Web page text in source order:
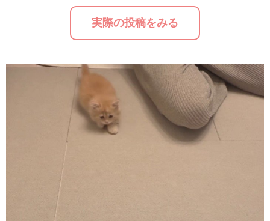
e
2
4
%
実際の投稿をみる